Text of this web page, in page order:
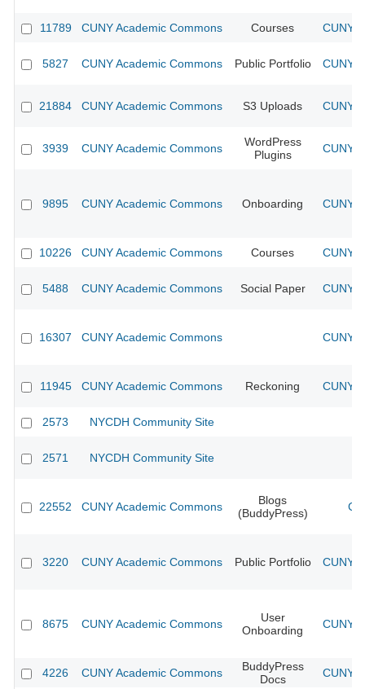
11789 CUNY Academic Commons Courses CUNY
5827 CUNY Academic Commons Public Portfolio CUNY
21884 CUNY Academic Commons S3 Uploads CUNY
3939 CUNY Academic Commons
WordPress
Plugins
CUNY
9895 CUNY Academic Commons Onboarding CUNY
10226 CUNY Academic Commons Courses CUNY
5488 CUNY Academic Commons Social Paper CUNY
16307 CUNY Academic Commons CUNY
11945 CUNY Academic Commons Reckoning CUNY
2573 NYCDH Community Site
2571 NYCDH Community Site
22552 CUNY Academic Commons
Blogs
(BuddyPress)
3220 CUNY Academic Commons Public Portfolio CUNY
8675 CUNY Academic Commons
User
Onboarding
CUNY
4226 CUNY Academic Commons
BuddyPress
Docs
CUNY